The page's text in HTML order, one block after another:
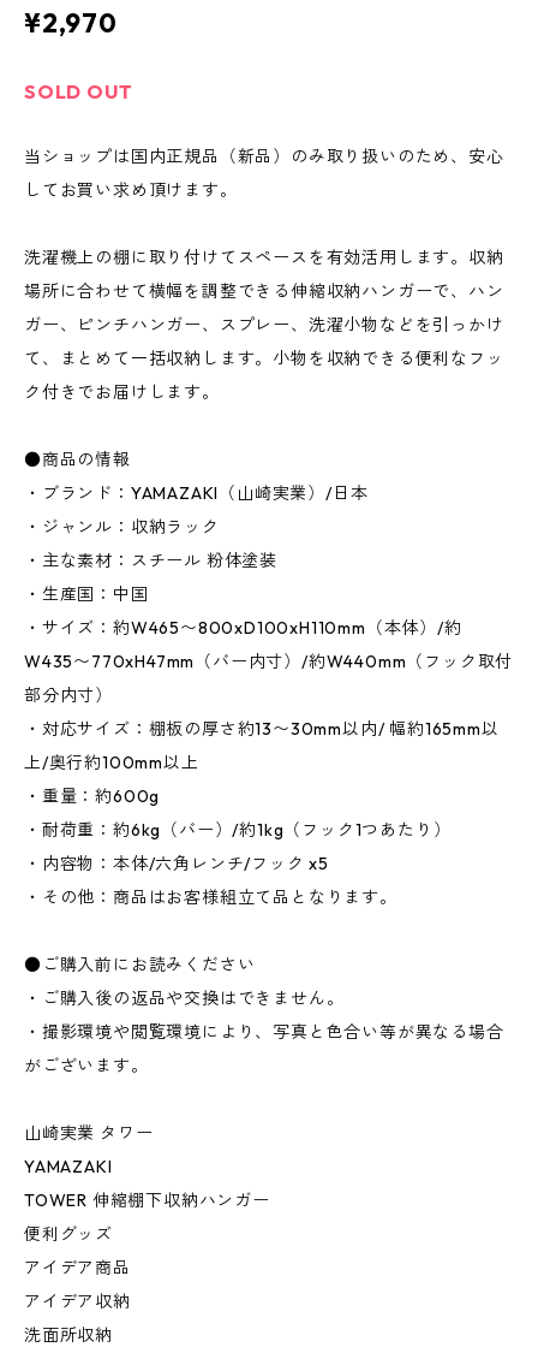
¥2,970
SOLD OUT
当ショップは国内正規品（新品）のみ取り扱いのため、安心
してお買い求め頂けます。
洗濯機上の棚に取り付けてスペースを有効活用します。収納
場所に合わせて横幅を調整できる伸縮収納ハンガーで、ハン
ガー、ピンチハンガー、スプレー、洗濯小物などを引っかけ
て、まとめて一括収納します。小物を収納できる便利なフッ
ク付きでお届けします。
●商品の情報
・ブランド：YAMAZAKI（山崎実業）/日本
・ジャンル：収納ラック
・主な素材：スチール 粉体塗装
・生産国：中国
・サイズ：約W465〜800xD100xH110mm（本体）/約
W435〜770xH47mm（バー内寸）/約W440mm（フック取付
部分内寸）
・対応サイズ：棚板の厚さ約13〜30mm以内/ 幅約165mm以
上/奥行約100mm以上
・重量：約600g
・耐荷重：約6kg（バー）/約1kg（フック1つあたり）
・内容物：本体/六角レンチ/フック x5
・その他：商品はお客様組立て品となります。
●ご購入前にお読みください
・ご購入後の返品や交換はできません。
・撮影環境や閲覧環境により、写真と色合い等が異なる場合
がございます。
山崎実業 タワー
YAMAZAKI
TOWER 伸縮棚下収納ハンガー
便利グッズ
アイデア商品
アイデア収納
洗面所収納